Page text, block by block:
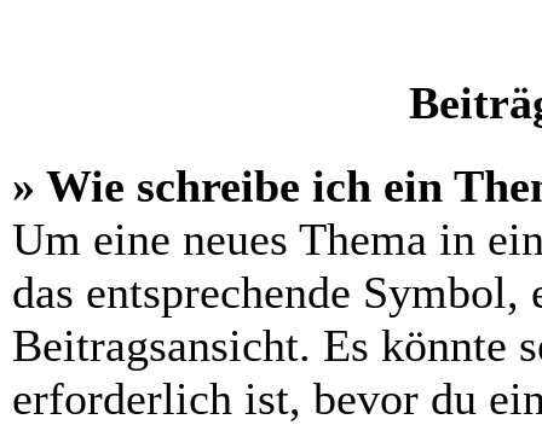
» Wie schreibe ich ein
Um eine neues Thema in
das entsprechende
Beitragsansicht. Es könnte
erforderlich ist, bevor du